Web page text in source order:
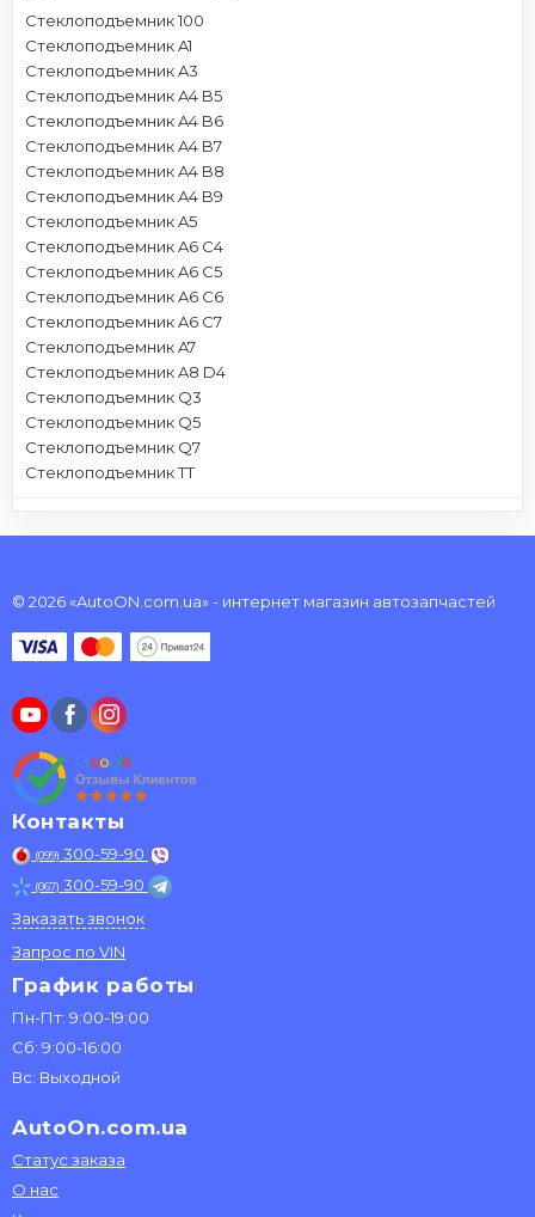
Стеклоподъемник 100
Стеклоподъемник A1
Стеклоподъемник A3
Стеклоподъемник A4 B5
Стеклоподъемник A4 B6
Стеклоподъемник A4 B7
Стеклоподъемник A4 B8
Стеклоподъемник A4 B9
Стеклоподъемник A5
Стеклоподъемник A6 C4
Стеклоподъемник A6 C5
Стеклоподъемник A6 C6
Стеклоподъемник A6 C7
Стеклоподъемник A7
Стеклоподъемник A8 D4
Стеклоподъемник Q3
Стеклоподъемник Q5
Стеклоподъемник Q7
Стеклоподъемник TT
© 2026 «AutoON.com.ua» - интернет магазин автозапчастей
Контакты
(099) 300-59-90
(067) 300-59-90
Заказать звонок
Запрос по VIN
График работы
Пн-Пт: 9:00-19:00
Сб: 9:00-16:00
Вс: Выходной
AutoOn.com.ua
Статус заказа
О нас